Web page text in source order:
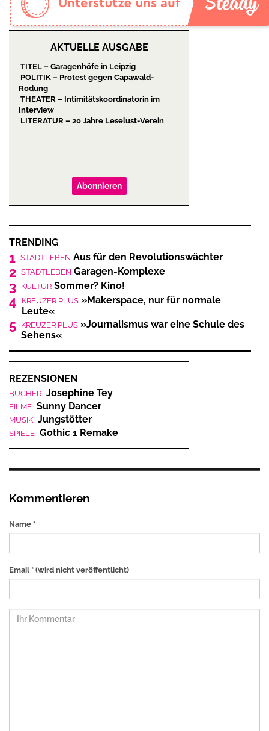
AKTUELLE AUSGABE
TITEL – Garagenhöfe in Leipzig
POLITIK – Protest gegen Capawald-
Rodung
THEATER – Intimitätskoordinatorin im
Interview
LITERATUR – 20 Jahre Leselust-Verein
Abonnieren
TRENDING
1 STADTLEBEN Aus für den Revolutionswächter
2 STADTLEBEN Garagen-Komplexe
3 KULTUR Sommer? Kino!
4 KREUZER PLUS »Makerspace, nur für normale
Leute«
5 KREUZER PLUS »Journalismus war eine Schule des
Sehens«
REZENSIONEN
BÜCHER Josephine Tey
FILME Sunny Dancer
MUSIK Jungstötter
SPIELE Gothic 1 Remake
Kommentieren
Name *
Email * (wird nicht veröffentlicht)